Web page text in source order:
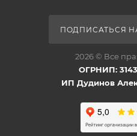
ПОДПИСАТЬСЯ
2026 © Все
ОГРНИП:
ИП Дудинов